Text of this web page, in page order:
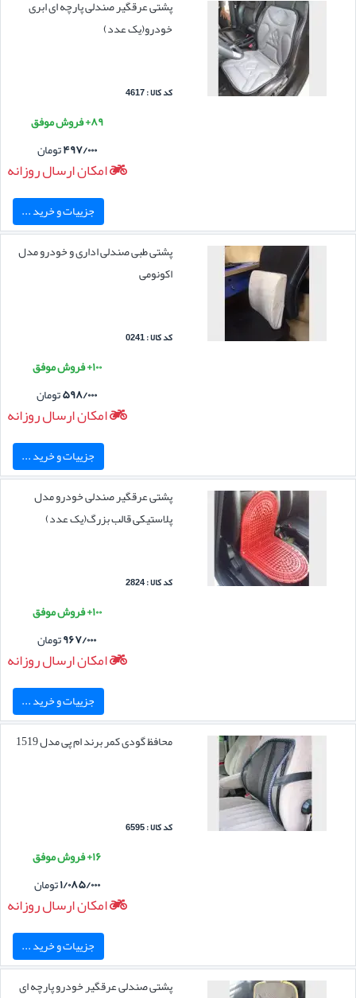
پشتی عرقگیر صندلی پارچه ای ابری
خودرو(یک عدد)
کد کالا : 4617
۸۹+ فروش موفق
۴۹۷/۰۰۰تومان
امکان ارسال روزانه
جزییات و خرید ...
پشتی طبی صندلی اداری و خودرو مدل
اکونومی
کد کالا : 0241
۱۰۰+ فروش موفق
۵۹۸/۰۰۰تومان
امکان ارسال روزانه
جزییات و خرید ...
پشتی عرقگیر صندلی خودرو مدل
پلاستیکی قالب بزرگ(یک عدد)
کد کالا : 2824
۱۰۰+ فروش موفق
۹۶۷/۰۰۰تومان
امکان ارسال روزانه
جزییات و خرید ...
محافظ گودی کمر برند ام پی مدل 1519
کد کالا : 6595
۱۶+ فروش موفق
۱/۰۸۵/۰۰۰تومان
امکان ارسال روزانه
جزییات و خرید ...
پشتی صندلی عرقگیر خودرو پارچه ای